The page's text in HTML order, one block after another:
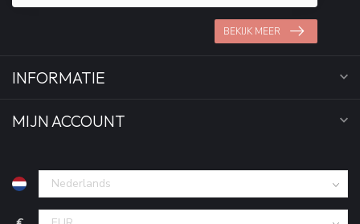
BEKIJK MEER
INFORMATIE
MIJN ACCOUNT